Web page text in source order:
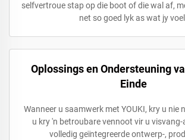
selfvertroue stap op die boot of die wal af,
net so goed lyk as wat jy
Oplossings en Ondersteuning
Einde
Wanneer u saamwerk met YOUKI, kry u nie
u kry 'n betroubare vennoot vir u
volledig geïntegreerde ontwerp-,